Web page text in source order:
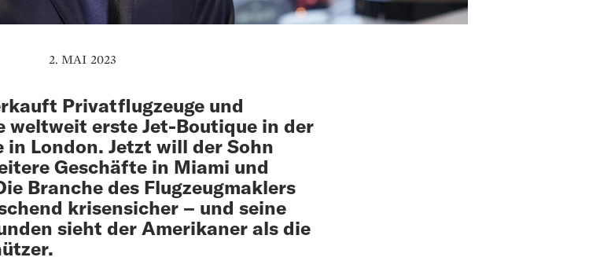
2. MAI 2023
Privatflugzeuge und
weltweit erste Jet-Boutique in der
in London. Jetzt will der Sohn
Geschäfte in Miami und
Branche des Flugzeugmaklers
krisensicher – und seine
sieht der Amerikaner als die